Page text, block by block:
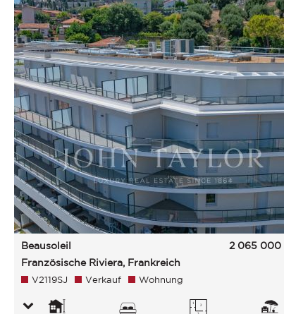
Beausoleil
Französische Riviera, Frankreich
2 065 000
V2119SJ Verkauf Wohnung